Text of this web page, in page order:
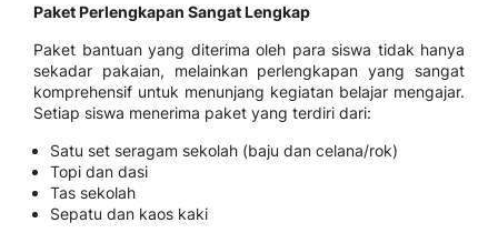
Paket Perlengkapan Sangat Lengkap
Paket bantuan yang diterima oleh para siswa tidak hanya
sekadar pakaian, melainkan perlengkapan yang sangat
komprehensif untuk menunjang kegiatan belajar mengajar.
Setiap siswa menerima paket yang terdiri dari:
Satu set seragam sekolah (baju dan celana/rok)
Topi dan dasi
Tas sekolah
Sepatu dan kaos kaki